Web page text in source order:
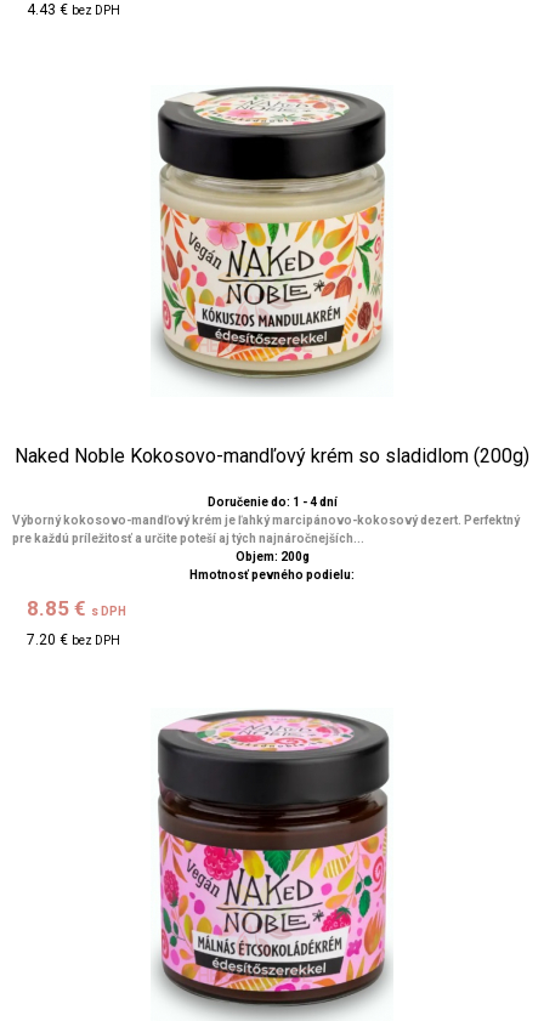
4.43 € bez DPH
Naked Noble Kokosovo-mandľový krém so sladidlom (200g)
Doručenie do: 1 - 4 dní
Výborný kokosovo-mandľový krém je ľahký marcipánovo-kokosový dezert. Perfektný
pre každú príležitosť a určite poteší aj tých najnáročnejších...
Objem: 200g
Hmotnosť pevného podielu:
8.85 € s DPH
7.20 € bez DPH